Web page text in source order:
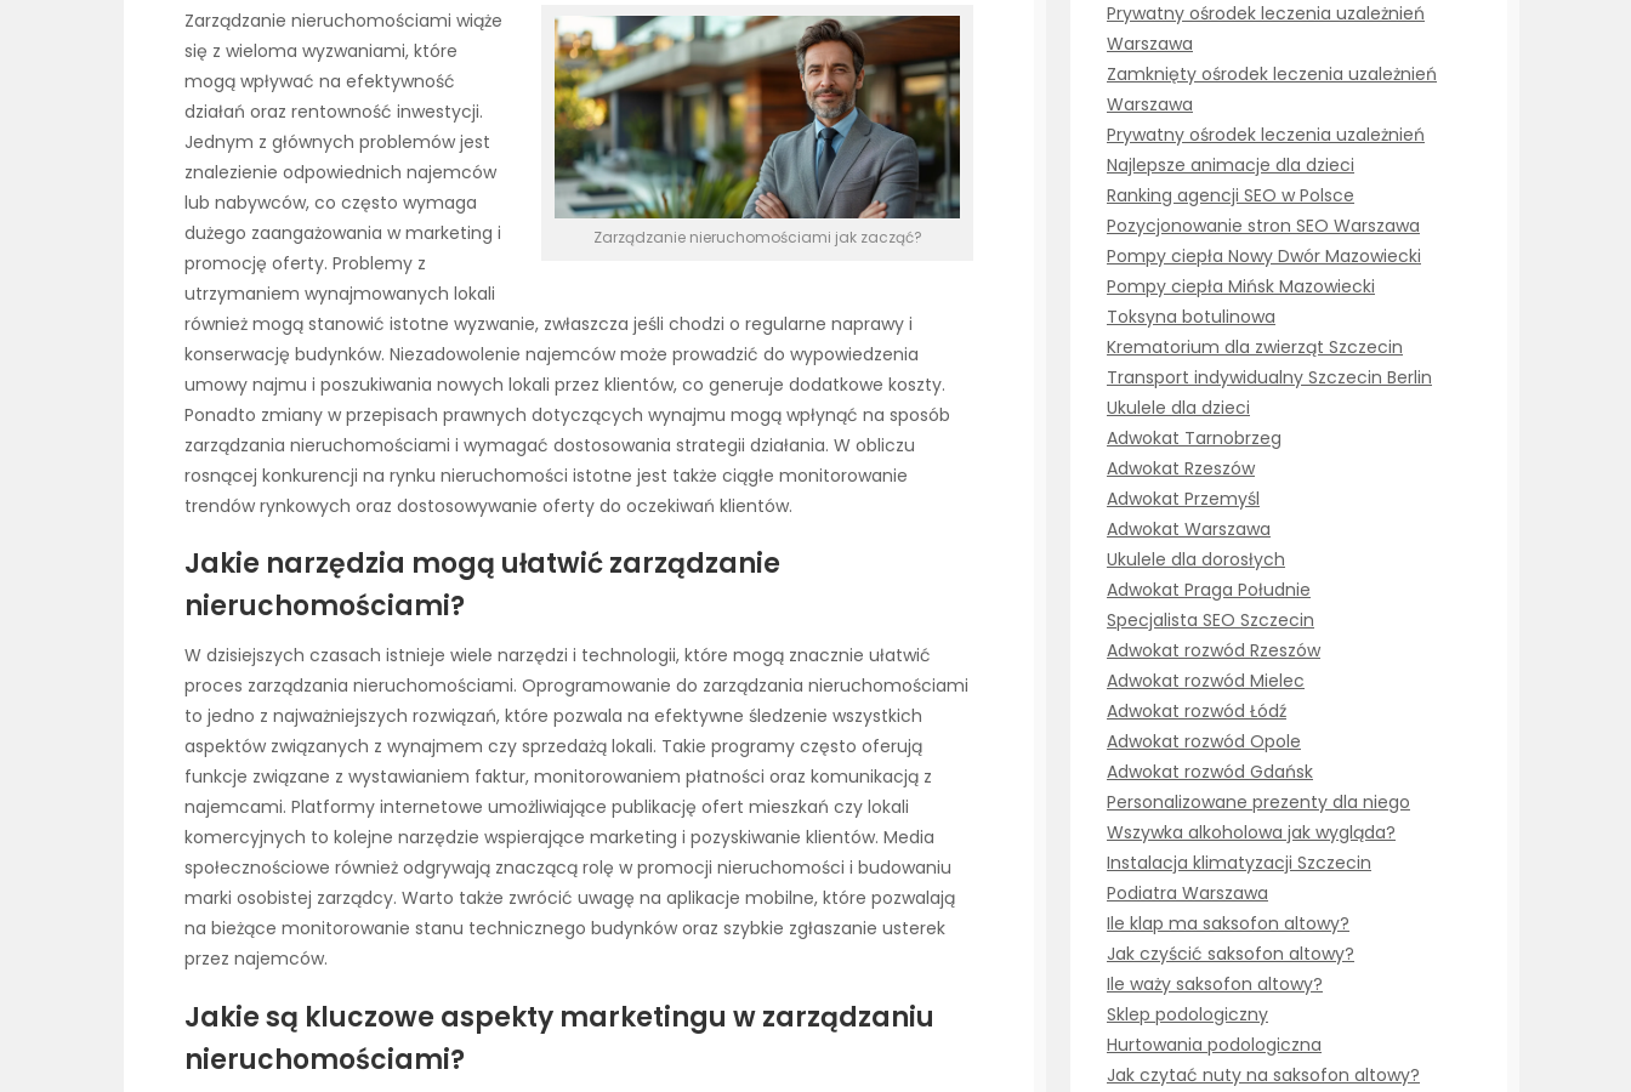
Zarządzanie nieruchomościami jak zacząć?
Zarządzanie nieruchomościami wiąże
się z wieloma wyzwaniami, które
mogą wpływać na efektywność
działań oraz rentowność inwestycji.
Jednym z głównych problemów jest
znalezienie odpowiednich najemców
lub nabywców, co często wymaga
dużego zaangażowania w marketing i
promocję oferty. Problemy z
utrzymaniem wynajmowanych lokali
również mogą stanowić istotne wyzwanie, zwłaszcza jeśli chodzi o regularne naprawy i
konserwację budynków. Niezadowolenie najemców może prowadzić do wypowiedzenia
umowy najmu i poszukiwania nowych lokali przez klientów, co generuje dodatkowe koszty.
Ponadto zmiany w przepisach prawnych dotyczących wynajmu mogą wpłynąć na sposób
zarządzania nieruchomościami i wymagać dostosowania strategii działania. W obliczu
rosnącej konkurencji na rynku nieruchomości istotne jest także ciągłe monitorowanie
trendów rynkowych oraz dostosowywanie oferty do oczekiwań klientów.
Jakie narzędzia mogą ułatwić zarządzanie
nieruchomościami?
W dzisiejszych czasach istnieje wiele narzędzi i technologii, które mogą znacznie ułatwić
proces zarządzania nieruchomościami. Oprogramowanie do zarządzania nieruchomościami
to jedno z najważniejszych rozwiązań, które pozwala na efektywne śledzenie wszystkich
aspektów związanych z wynajmem czy sprzedażą lokali. Takie programy często oferują
funkcje związane z wystawianiem faktur, monitorowaniem płatności oraz komunikacją z
najemcami. Platformy internetowe umożliwiające publikację ofert mieszkań czy lokali
komercyjnych to kolejne narzędzie wspierające marketing i pozyskiwanie klientów. Media
społecznościowe również odgrywają znaczącą rolę w promocji nieruchomości i budowaniu
marki osobistej zarządcy. Warto także zwrócić uwagę na aplikacje mobilne, które pozwalają
na bieżące monitorowanie stanu technicznego budynków oraz szybkie zgłaszanie usterek
przez najemców.
Jakie są kluczowe aspekty marketingu w zarządzaniu
nieruchomościami?
Prywatny ośrodek leczenia uzależnień
Warszawa
Zamknięty ośrodek leczenia uzależnień
Warszawa
Prywatny ośrodek leczenia uzależnień
Najlepsze animacje dla dzieci
Ranking agencji SEO w Polsce
Pozycjonowanie stron SEO Warszawa
Pompy ciepła Nowy Dwór Mazowiecki
Pompy ciepła Mińsk Mazowiecki
Toksyna botulinowa
Krematorium dla zwierząt Szczecin
Transport indywidualny Szczecin Berlin
Ukulele dla dzieci
Adwokat Tarnobrzeg
Adwokat Rzeszów
Adwokat Przemyśl
Adwokat Warszawa
Ukulele dla dorosłych
Adwokat Praga Południe
Specjalista SEO Szczecin
Adwokat rozwód Rzeszów
Adwokat rozwód Mielec
Adwokat rozwód Łódź
Adwokat rozwód Opole
Adwokat rozwód Gdańsk
Personalizowane prezenty dla niego
Wszywka alkoholowa jak wygląda?
Instalacja klimatyzacji Szczecin
Podiatra Warszawa
Ile klap ma saksofon altowy?
Jak czyścić saksofon altowy?
Ile waży saksofon altowy?
Sklep podologiczny
Hurtowania podologiczna
Jak czytać nuty na saksofon altowy?